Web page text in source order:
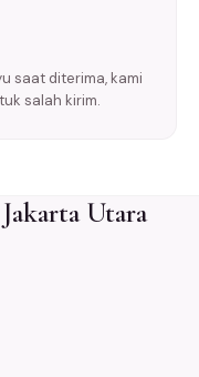
saat diterima, kami
salah kirim.
Utara